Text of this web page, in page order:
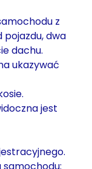
z
dwa
dachu.
ukazywać
jest
samochodu: